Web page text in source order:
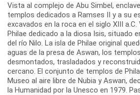
Vista al complejo de Abu Simbel,
templos dedicados a Ramses II y a su
excavados en la roca en el siglo XIII
Philae dedicado a la diosa Isis, situado
del río Nilo. La isla de Philae original
aguas de la presa de Aswan, los
desmontados, trasladados y
cercano. El conjunto de templos de
Museo al aire libre de Nubia y Aswan,
la Humanidad por la Unesco en 1979.